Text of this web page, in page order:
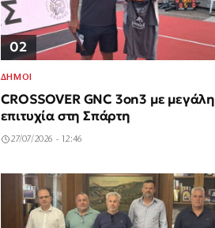
02
ΔΗΜΟΙ
CROSSOVER GNC 3on3 με μεγάλη
επιτυχία στη Σπάρτη
27/07/2026 - 12:46